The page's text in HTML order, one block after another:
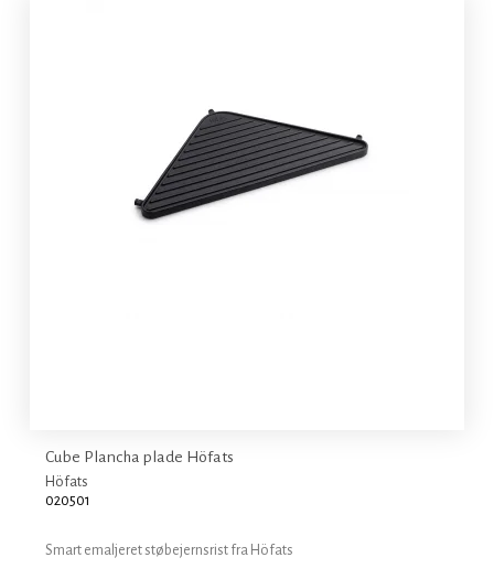
Cube Plancha plade Höfats
Höfats
020501
Smart emaljeret støbejernsrist fra Höfats